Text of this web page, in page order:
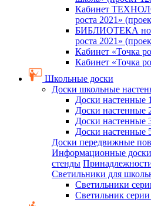
Кабинет
роста 2021»
БИБЛИОТЕКА
роста 2021»
Кабинет «Точка
Кабинет «Точка
Школьные доски
Доски школьные
Доски настенные
Доски настенные
Доски настенные
Доски настенные
Доски передвижные
Информационные
стенды
Светильники для
Светильники
Светильник